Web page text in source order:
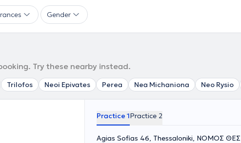
Gender
Try these nearby instead.
Trilofos Neoi Epivates Perea Nea Michaniona Neo Rysio
Practice 1Practice 2
Agias Sofias 46, Thessaloniki, ΝΟΜΟΣ